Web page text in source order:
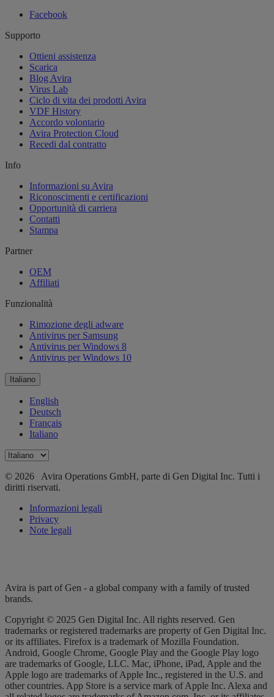
Facebook
Supporto
Ottieni assistenza
Scarica
Blog Avira
Virus Lab
Ciclo di vita dei prodotti Avira
VDF History
Accordo volontario
Avira Protection Cloud
Recedi dal contratto
Info
Informazioni su Avira
Riconoscimenti e certificazioni
Opportunità di carriera
Contatti
Stampa
Partner
OEM
Affiliati
Funzionalità
Rimozione degli adware
Antivirus per Samsung
Antivirus per Windows 8
Antivirus per Windows 10
Italiano
English
Deutsch
Français
Italiano
© 2026 Avira Operations GmbH, parte di Gen Digital Inc. Tutti i
diritti riservati.
Informazioni legali
Privacy
Note legali
Avira is part of Gen - a global company with a family of trusted
brands.
Copyright © 2025 Gen Digital Inc. All rights reserved. Gen
trademarks or registered trademarks are property of Gen Digital Inc.
or its affiliates. Firefox is a trademark of Mozilla Foundation.
Android, Google Chrome, Google Play and the Google Play logo
are trademarks of Google, LLC. Mac, iPhone, iPad, Apple and the
Apple logo are trademarks of Apple Inc., registered in the U.S. and
other countries. App Store is a service mark of Apple Inc. Alexa and